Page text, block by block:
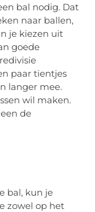
bal nodig. Dat
naar ballen,
je kiezen uit
goede
paar tientjes
langer mee.
wil maken.
de
bal, kun je
zowel op het